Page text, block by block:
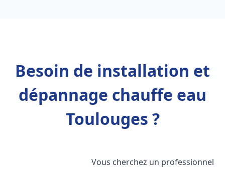
Besoin de installation et
dépannage chauffe eau
Toulouges ?
Vous cherchez un professionnel